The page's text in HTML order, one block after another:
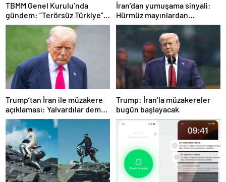
TBMM Genel Kurulu’nda
gündem: “Terörsüz Türkiye”,
ekonomik sorunlar ve
Meclis’in itibarı
İran’dan yumuşama sinyali:
Hürmüz mayınlardan
temizlenmeye hazırlanıyor
Trump’tan İran ile müzakere
açıklaması: Yalvardılar demek
istemiyorum
Trump: İran’la müzakereler
bugün başlayacak